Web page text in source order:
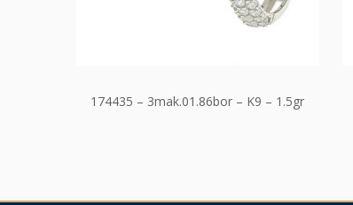
174435 – 3mak.01.86bor – K9 – 1.5gr